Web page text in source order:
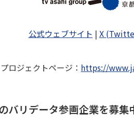
公式ウェブサイト | X
プロジェクトページ ： https://
バリデータ参画企業を募集